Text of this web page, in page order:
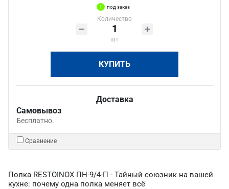
под заказ
Количество
шт
КУПИТЬ
Доставка
Самовывоз
Бесплатно.
Сравнение
Полка RESTOINOX ПН-9/4-П - Тайный союзник на вашей
кухне: почему одна полка меняет всё